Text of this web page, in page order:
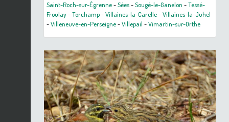
Saint-Roch-sur-Égrenne-Sées-Sougé-le-Ganelon -Tessé-
Froulay-Torchamp-Villaines-la-Carelle-Villaines-la-Juhel
-Villeneuve-en-Perseigne-Villepail -Vimartin-sur-Orthe